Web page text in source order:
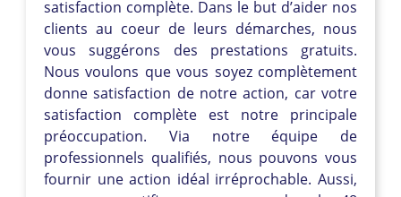
satisfaction complète. Dans le but d’aider nos
clients au coeur de leurs démarches, nous
vous suggérons des prestations gratuits.
Nous voulons que vous soyez complètement
donne satisfaction de notre action, car votre
satisfaction complète est notre principale
préoccupation. Via notre équipe de
professionnels qualifiés, nous pouvons vous
fournir une action idéal irréprochable. Aussi,